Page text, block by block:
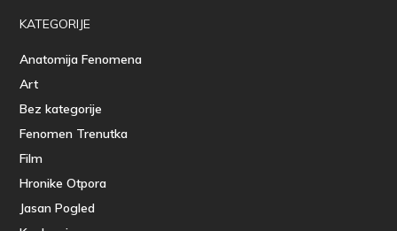
KATEGORIJE
Anatomija Fenomena
Art
Bez kategorije
Fenomen Trenutka
Film
Hronike Otpora
Jasan Pogled